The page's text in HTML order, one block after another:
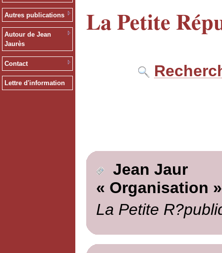
Autres publications
Autour de Jean
Jaurès
Contact
Lettre d'information
La Petite
Jean Jaur
« Organisation »
La Petite